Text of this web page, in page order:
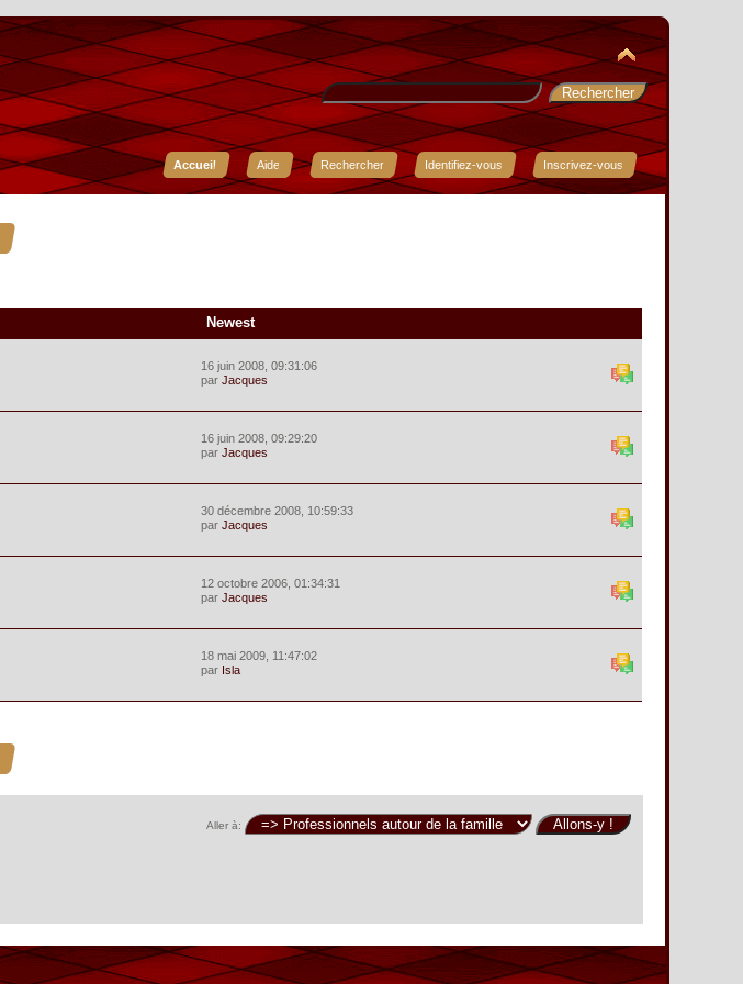
Accueil
Aide Rechercher Identifiez-vous Inscrivez-vous
Newest
16 juin 2008, 09:31:06
parJacques
16 juin 2008, 09:29:20
parJacques
30 décembre 2008, 10:59:33
parJacques
12 octobre 2006, 01:34:31
parJacques
18 mai 2009, 11:47:02
par Isla
Aller à: